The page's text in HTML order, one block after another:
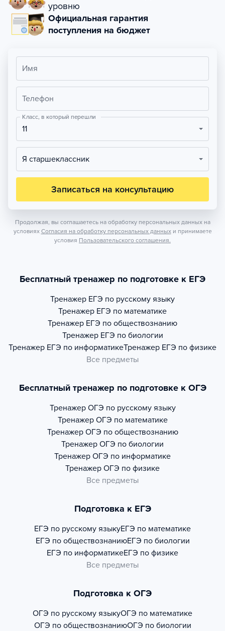
уровню
Официальная гарантия
поступления на бюджет
Имя
Телефон
Класс, в который перешли
11
Я старшеклассник
Записаться на консультацию
Продолжая, вы соглашаетесь на обработку персональных данных на
условиях Согласия на обработку персональных данных и принимаете
условия Пользовательского соглашения.
Бесплатный тренажер по подготовке к ЕГЭ
Тренажер ЕГЭ по русскому языку
Тренажер ЕГЭ по математике
Тренажер ЕГЭ по обществознанию
Тренажер ЕГЭ по биологии
Тренажер ЕГЭ по информатикеТренажер ЕГЭ по физике
Все предметы
Бесплатный тренажер по подготовке к ОГЭ
Тренажер ОГЭ по русскому языку
Тренажер ОГЭ по математике
Тренажер ОГЭ по обществознанию
Тренажер ОГЭ по биологии
Тренажер ОГЭ по информатике
Тренажер ОГЭ по физике
Все предметы
Подготовка к ЕГЭ
ЕГЭ по русскому языкуЕГЭ по математике
ЕГЭ по обществознаниюЕГЭ по биологии
ЕГЭ по информатикеЕГЭ по физике
Все предметы
Подготовка к ОГЭ
ОГЭ по русскому языкуОГЭ по математике
ОГЭ по обществознаниюОГЭ по биологии